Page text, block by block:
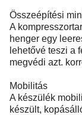
Összeépítési
A
henger egy
lehetővé teszi a
megvédi azt.
Mobilitás
A készülék
készült,